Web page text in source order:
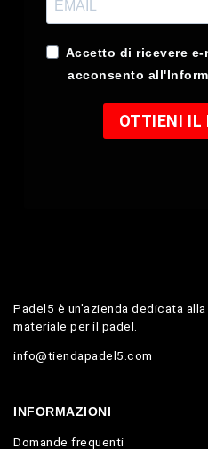
Accetto di ricevere
acconsento
OTTIENI IL
Padel5 è un'azienda dedicata
materiale per il padel.
info@tiendapadel5.com
INFORMAZIONI
Domande frequenti